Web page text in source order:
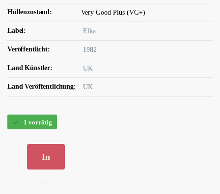
Hüllenzustand: Very Good Plus (VG+)
Label: Elka
Veröffentlicht: 1982
Land Künstler: UK
Land Veröffentlichung: UK
1 vorrätig
In